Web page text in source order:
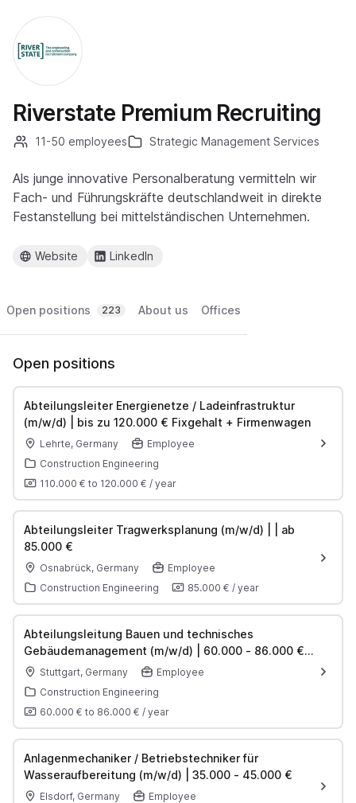
Riverstate Premium Recruiting
11-50 employees Strategic Management Services
Als junge innovative Personalberatung vermitteln wir
Fach- und Führungskräfte deutschlandweit in direkte
Festanstellung bei mittelständischen Unternehmen.
Website LinkedIn
Open positions 223 About us Offices
Open positions
Abteilungsleiter Energienetze / Ladeinfrastruktur
(m/w/d) | bis zu 120.000 € Fixgehalt + Firmenwagen
Lehrte, Germany
Employee
Construction Engineering
110.000 € to 120.000 € / year
Abteilungsleiter Tragwerksplanung (m/w/d) | | ab
85.000 €
Osnabrück, Germany
Employee
Construction Engineering
85.000 € / year
Abteilungsleitung Bauen und technisches
Gebäudemanagement (m/w/d) | 60.000 - 86.000 €
inkl. Bonus
Stuttgart, Germany
Employee
Construction Engineering
60.000 € to 86.000 € / year
Anlagenmechaniker / Betriebstechniker für
Wasseraufbereitung (m/w/d) | 35.000 - 45.000 €
Elsdorf, Germany
Employee